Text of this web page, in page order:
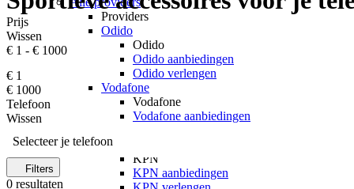
Providers
Odido
Odido
Odido aanbiedingen
Odido verlengen
Vodafone
Vodafone
Vodafone aanbiedingen
KPN
KPN
KPN aanbiedingen
Prijs
Wissen
€ 1 - € 1000
€ 1
€ 1000
Telefoon
Wissen
Selecteer je telefoon
Filters
0 resultaten